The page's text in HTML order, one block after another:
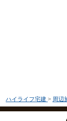
ハイライフ宅建 > 周辺